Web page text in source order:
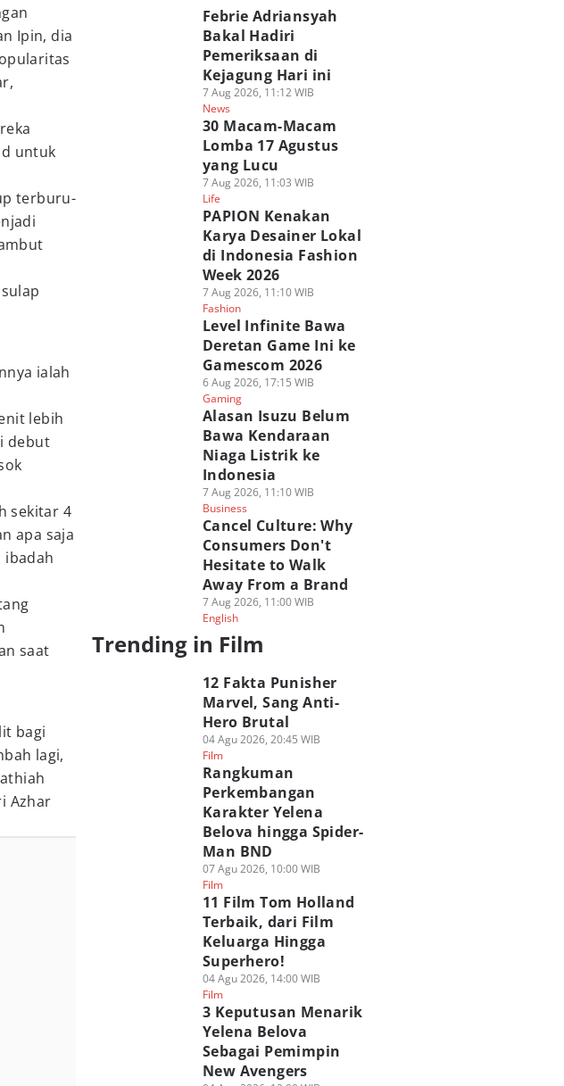
Ipin, dia
untuk
terburu-
ialah
lebih
debut
sekitar 4
apa saja
ibadah
saat
bagi
lagi,
Azhar
Febrie Adriansyah
Bakal Hadiri
Pemeriksaan di
Kejagung Hari ini
7 Aug 2026, 11:12 WIB
News
30 Macam-Macam
Lomba 17 Agustus
yang Lucu
7 Aug 2026, 11:03 WIB
Life
PAPION Kenakan
Karya Desainer Lokal
di Indonesia Fashion
Week 2026
7 Aug 2026, 11:10 WIB
Fashion
Level Infinite Bawa
Deretan Game Ini ke
Gamescom 2026
6 Aug 2026, 17:15 WIB
Gaming
Alasan Isuzu Belum
Bawa Kendaraan
Niaga Listrik ke
Indonesia
7 Aug 2026, 11:10 WIB
Business
Cancel Culture: Why
Consumers Don't
Hesitate to Walk
Away From a Brand
7 Aug 2026, 11:00 WIB
English
Trending in Film
12 Fakta Punisher
Marvel, Sang Anti-
Hero Brutal
04 Agu 2026, 20:45 WIB
Film
Rangkuman
Perkembangan
Karakter Yelena
Belova hingga Spider-
Man BND
07 Agu 2026, 10:00 WIB
Film
11 Film Tom Holland
Terbaik, dari Film
Keluarga Hingga
Superhero!
04 Agu 2026, 14:00 WIB
Film
3 Keputusan Menarik
Yelena Belova
Sebagai Pemimpin
New Avengers